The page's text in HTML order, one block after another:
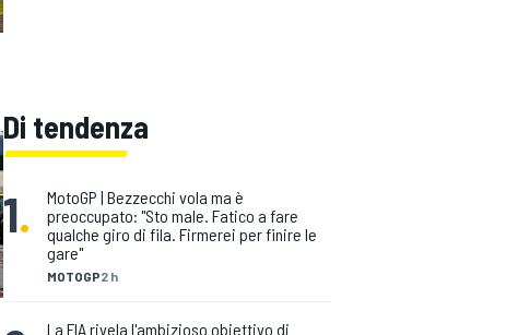
Di tendenza
1.
MOTOGP2 h
MotoGP | Bezzecchi vola ma è
preoccupato: "Sto male. Fatico a fare
qualche giro di fila. Firmerei per finire le
gare"
La FIA rivela l'ambizioso obiettivo di